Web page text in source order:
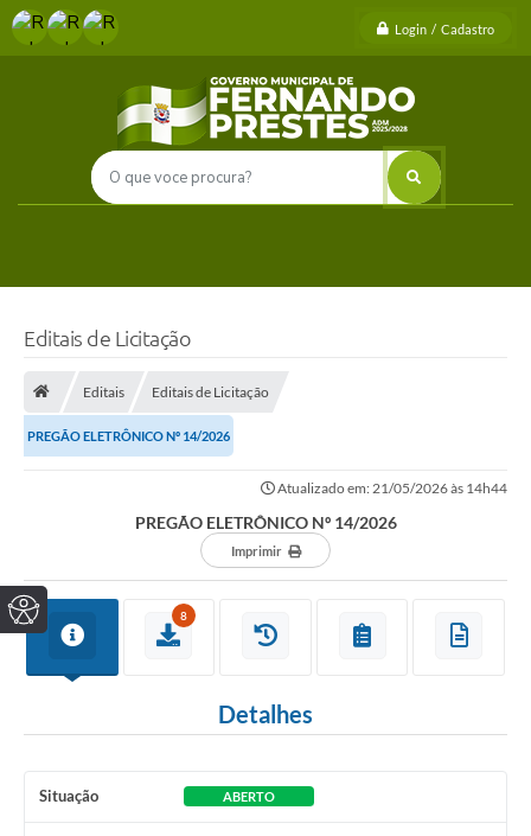
Login / Cadastro
Editais de Licitação
Editais Editais de Licitação
PREGÃO ELETRÔNICO Nº 14/2026
Atualizado em: 21/05/2026 às 14h44
PREGÃO ELETRÔNICO Nº 14/2026
Imprimir
8
Detalhes
Situação ABERTO